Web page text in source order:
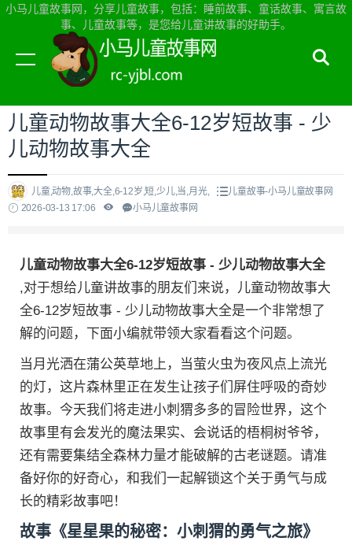
小马儿童故事网，分享儿童故事，包括：睡前故事、童话故事、寓言故
事、儿童故事等，是您给儿童讲故事的好助手。
当前位置：小马儿童故事网首页>儿童故事
儿童动物故事大全6-12岁短故事 - 少
儿动物故事大全
儿童,动物,故事,大全,6-12岁,短,少儿,当,月光,
儿童故事-小马儿童故事网
2026-03-13 17:06
小马儿童故事网
儿童动物故事大全6-12岁短故事 - 少儿动物故事大全
,对于想给儿童讲故事的朋友们来说，儿童动物故事大
全6-12岁短故事 - 少儿动物故事大全是一个非常想了
解的问题，下面小编就带领大家看看这个问题。
当月光洒在蒲公英草地上，当萤火虫为夜风点上流光
的灯，这片森林里正在发生让孩子们屏住呼吸的奇妙
故事。今天我们将走进小刺猬多多的冒险世界，这个
故事里有会发光的魔法果实、会说话的梧桐树爷爷，
还有需要集结全森林力量才能破解的古老谜题。请准
备好你的好奇心，和我们一起解锁这个关于勇气与成
长的精彩故事吧！
故事《星星果的秘密：小刺猬的勇气之旅》